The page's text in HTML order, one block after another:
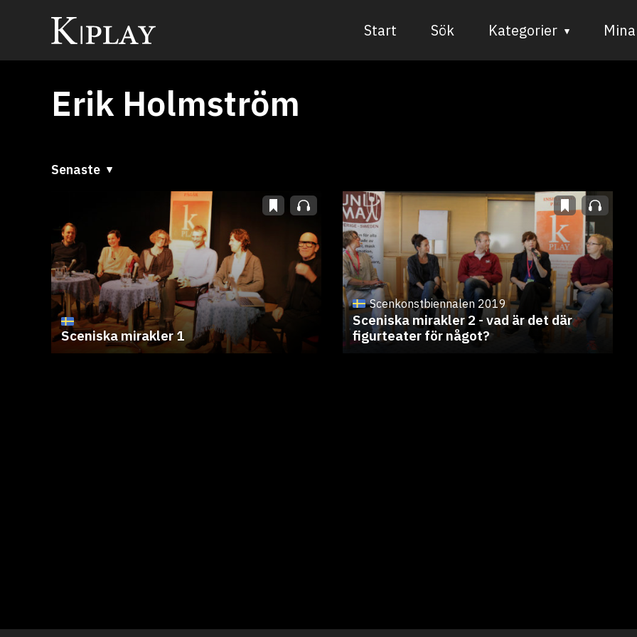
Start Sök Kategorier
Teater
Erik Holmström
Senaste
A till Ö
Ö till A
Sceniska mirakler 1
Scenkonstbiennalen 2019
Sceniska mirakler 2 - vad är det där
figurteater för något?